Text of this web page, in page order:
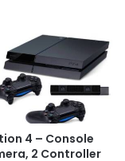
4 – Console
2 Controller